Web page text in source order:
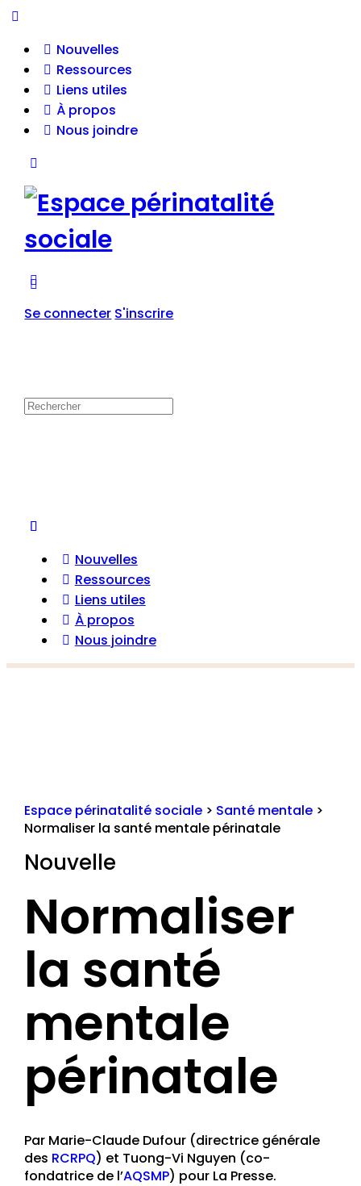
Nouvelles
Ressources
Liens utiles
À propos
Nous joindre
Se connecter S'inscrire
Nouvelles
Ressources
Liens utiles
À propos
Nous joindre
Espace périnatalité sociale > Santé mentale >
Normaliser la santé mentale périnatale
Nouvelle
Normaliser
la santé
mentale
périnatale
Par Marie-Claude Dufour (directrice générale
des RCRPQ) et Tuong-Vi Nguyen (co-
fondatrice de l’AQSMP) pour La Presse.